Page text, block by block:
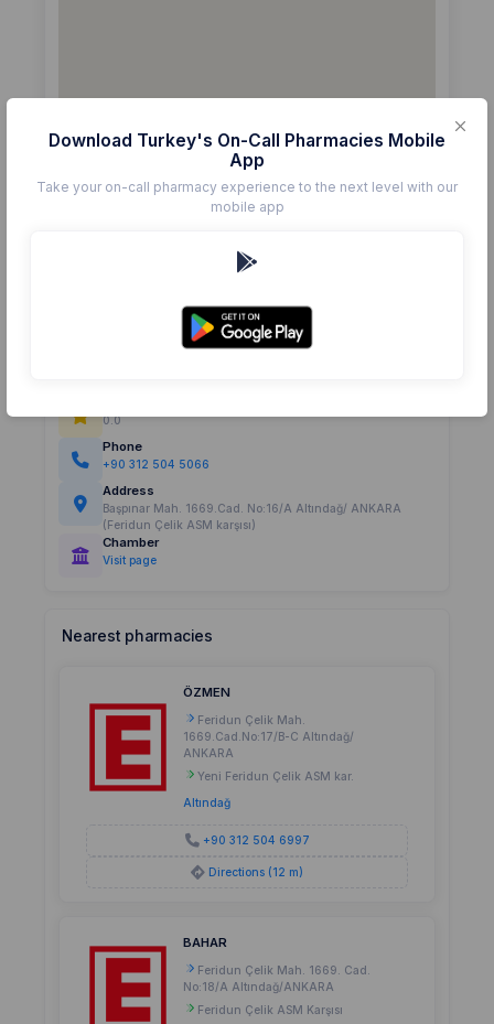
0.0
Phone
+90 312 504 5066
Address
Başpınar Mah. 1669.Cad. No:16/A Altındağ/ ANKARA
(Feridun Çelik ASM karşısı)
Chamber
Visit page
Nearest pharmacies
ÖZMEN
Feridun Çelik Mah.
1669.Cad.No:17/B-C Altındağ/
ANKARA
Yeni Feridun Çelik ASM kar.
Altındağ
+90 312 504 6997
Directions (12 m)
BAHAR
Feridun Çelik Mah. 1669. Cad.
No:18/A Altındağ/ANKARA
Feridun Çelik ASM Karşısı
Download Turkey's On-Call Pharmacies Mobile
App
Take your on-call pharmacy experience to the next level with our
mobile app